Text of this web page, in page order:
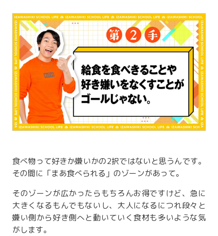
食べ物って好きか嫌いかの2択ではないと思うんです。
その間に「まあ食べられる」のゾーンがあって。
そのゾーンが広かったらもちろんお得ですけど、急に
大きくなるもんでもないし、大人になるにつれ段々と
嫌い側から好き側へと動いていく食材も多いような気
がします。